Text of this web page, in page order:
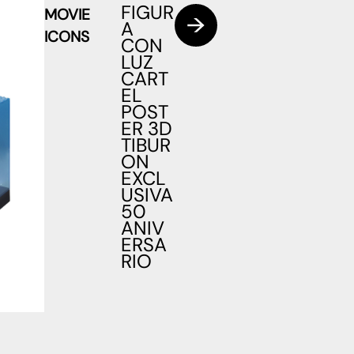
MOVIE
ICONS
FIGUR
A
CON
LUZ
CART
EL
POST
ER 3D
TIBUR
ON
EXCL
USIVA
50
ANIV
ERSA
RIO